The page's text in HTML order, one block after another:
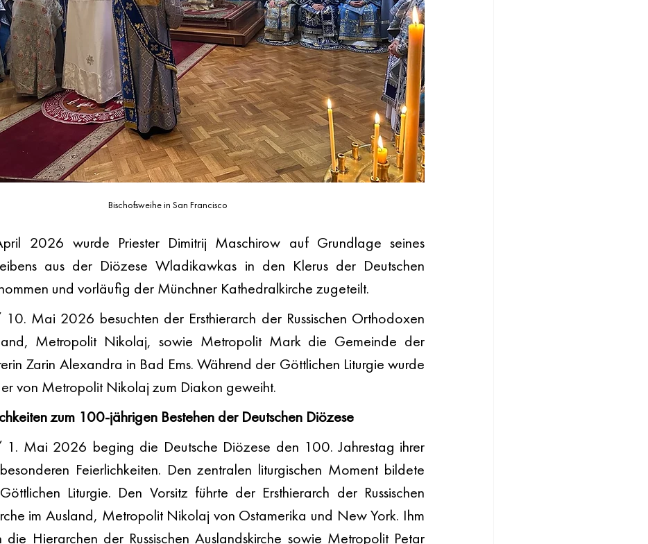
Bischofsweihe in San Francisco
2026 wurde Priester Dimitrij Maschirow auf Grundlage seines
aus der Diözese Wladikawkas in den Klerus der Deutschen
und vorläufig der Münchner Kathedralkirche zugeteilt.
Mai 2026 besuchten der Ersthierarch der Russischen Orthodoxen
Metropolit Nikolaj, sowie Metropolit Mark die Gemeinde der
Zarin Alexandra in Bad Ems. Während der Göttlichen Liturgie wurde
von Metropolit Nikolaj zum Diakon geweiht.
zum 100-jährigen Bestehen der Deutschen Diözese
Mai 2026 beging die Deutsche Diözese den 100. Jahrestag ihrer
Feierlichkeiten. Den zentralen liturgischen Moment bildete
Liturgie. Den Vorsitz führte der Ersthierarch der Russischen
im Ausland, Metropolit Nikolaj von Ostamerika und New York. Ihm
die Hierarchen der Russischen Auslandskirche sowie Metropolit Petar